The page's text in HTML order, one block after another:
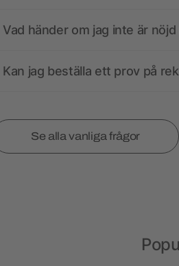
Vad händer om jag inte är
Kan jag beställa ett prov på
Se alla vanliga frågor